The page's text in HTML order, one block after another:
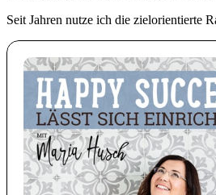
Seit Jahren nutze ich die zielorientierte